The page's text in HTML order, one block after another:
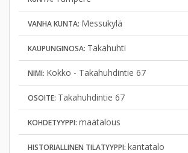
VANHA KUNTA: Messukylä
KAUPUNGINOSA: Takahuhti
NIMI: Kokko - Takahuhdintie 67
OSOITE: Takahuhdintie 67
KOHDETYYPPI: maatalous
HISTORIALLINEN TILATYYPPI: kantatalo